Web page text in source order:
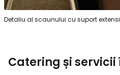
Detaliu al scaunului cu suport
Catering și servicii